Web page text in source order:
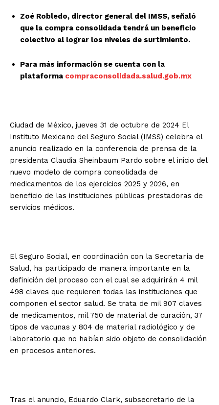
Zoé Robledo, director general del IMSS, señaló
que la compra consolidada tendrá un beneficio
colectivo al lograr los niveles de surtimiento.
Para más información se cuenta con la
plataforma compraconsolidada.salud.gob.mx
Ciudad de México, jueves 31 de octubre de 2024 El
Instituto Mexicano del Seguro Social (IMSS) celebra el
anuncio realizado en la conferencia de prensa de la
presidenta Claudia Sheinbaum Pardo sobre el inicio del
nuevo modelo de compra consolidada de
medicamentos de los ejercicios 2025 y 2026, en
beneficio de las instituciones públicas prestadoras de
servicios médicos.
El Seguro Social, en coordinación con la Secretaría de
Salud, ha participado de manera importante en la
definición del proceso con el cual se adquirirán 4 mil
498 claves que requieren todas las instituciones que
componen el sector salud. Se trata de mil 907 claves
de medicamentos, mil 750 de material de curación, 37
tipos de vacunas y 804 de material radiológico y de
laboratorio que no habían sido objeto de consolidación
en procesos anteriores.
Tras el anuncio, Eduardo Clark, subsecretario de la